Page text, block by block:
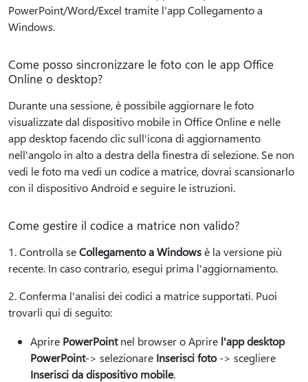
PowerPoint/Word/Excel tramite l'app Collegamento a
Windows.
Come posso sincronizzare le foto con le app Office
Online o desktop?
Durante una sessione, è possibile aggiornare le foto
visualizzate dal dispositivo mobile in Office Online e nelle
app desktop facendo clic sull'icona di aggiornamento
nell'angolo in alto a destra della finestra di selezione. Se non
vedi le foto ma vedi un codice a matrice, dovrai scansionarlo
con il dispositivo Android e seguire le istruzioni.
Come gestire il codice a matrice non valido?
1. Controlla seCollegamento a Windowsè la versione più
recente. In caso contrario, esegui prima l'aggiornamento.
2. Conferma l'analisi dei codici a matrice supportati. Puoi
trovarli qui di seguito:
Aprire PowerPointnel browser o Aprire l'app desktop
PowerPoint-> selezionare Inserisci foto-> scegliere
Inserisci da dispositivo mobile.